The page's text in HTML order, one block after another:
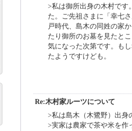
>私は御所出身の木村です
た。ご先祖さまに「幸七
戸時代、島木の同姓の家
たり御所のお墓を見たと
気になった次第です。も
たようですけども。
Re:木村家ルーツについて
>私は島木（木鷺野）出身
>実家は農家で茶や米を作